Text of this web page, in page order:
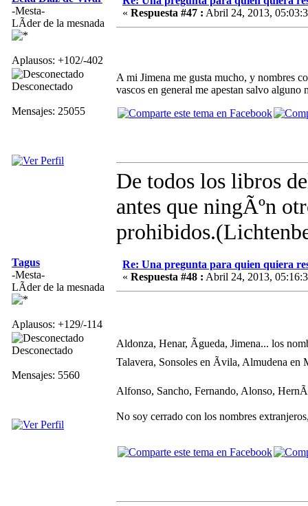
-Mesta-
LÃ­der de la mesnada
Aplausos: +102/-402
Desconectado
Mensajes: 25055
« Respuesta #47 : Abril 24, 2013,
A mi Jimena me gusta mucho, y nombres
vascos en general me apestan salvo
De todos los libros
antes que ningÃºn
Tagus
-Mesta-
LÃ­der de la mesnada
Aplausos: +129/-114
Desconectado
Mensajes: 5560
Re: Una pregunta para quien quiera
« Respuesta #48 : Abril 24, 2013,
Aldonza, Henar, Ãgueda, Jimena... los
Talavera, Sonsoles en Ãvila, Almudena en
Alfonso, Sancho, Fernando, Alonso,
No soy cerrado con los nombres